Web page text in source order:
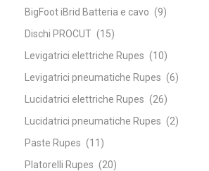
BigFoot iBrid Batteria e cavo (9)
Dischi PROCUT (15)
Levigatrici elettriche Rupes (10)
Levigatrici pneumatiche Rupes (6)
Lucidatrici elettriche Rupes (26)
Lucidatrici pneumatiche Rupes (2)
Paste Rupes (11)
Platorelli Rupes (20)